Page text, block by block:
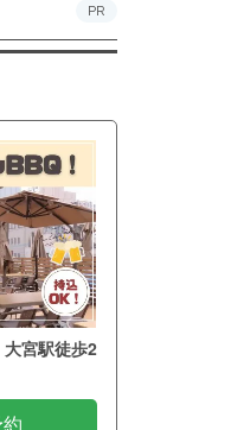
PR
宮駅徒歩2